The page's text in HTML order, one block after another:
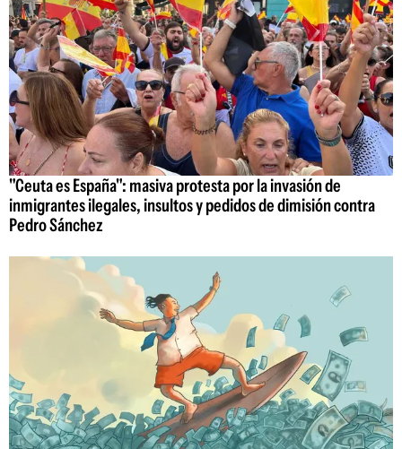
"Ceuta es España": masiva protesta por la invasión de
inmigrantes ilegales, insultos y pedidos de dimisión contra
Pedro Sánchez